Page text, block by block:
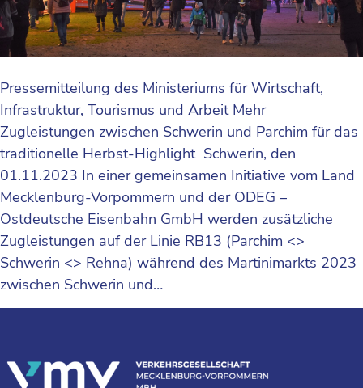
Pressemitteilung des Ministeriums für Wirtschaft,
Infrastruktur, Tourismus und Arbeit Mehr
Zugleistungen zwischen Schwerin und Parchim für das
traditionelle Herbst-Highlight Schwerin, den
01.11.2023 In einer gemeinsamen Initiative vom Land
Mecklenburg-Vorpommern und der ODEG –
Ostdeutsche Eisenbahn GmbH werden zusätzliche
Zugleistungen auf der Linie RB13 (Parchim <>
Schwerin <> Rehna) während des Martinimarkts 2023
zwischen Schwerin und…